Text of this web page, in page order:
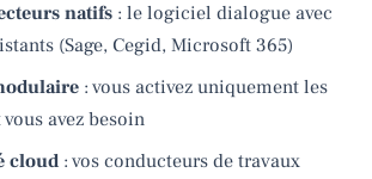
natifs: le logiciel dialogue avec
(Sage, Cegid, Microsoft 365)
: vous activez uniquement les
avez besoin
cloud: vos conducteurs de travaux